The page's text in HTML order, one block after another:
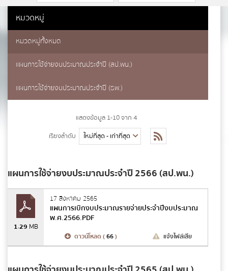
หมวดหมู่
หมวดหมู่ทั้งหมด
แผนการใช้จ่ายงบประมาณประจำปี (สป.พน.)
แผนการใช้จ่ายงบประมาณประจำปี (ธพ.)
แสดงข้อมูล 1-10 จาก 4
เรียงลำดับ
แผนการใช้จ่ายงบประมาณประจำปี 2566 (สป.พน.)
1.29 MB
17 สิงหาคม 2565
แผนการเบิกงบประมาณรายจ่ายประจำปีงบประมาณ
พ.ศ.2566.PDF
ดาวน์โหลด (66) แจ้งไฟล์เสีย
ชื่อ*
นามสกุล*
เบอร์โทรศัพท์*
อีเมล*
ข้อความ